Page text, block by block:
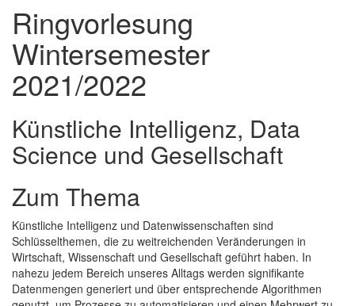
Ringvorlesung
Wintersemester
2021/2022
Künstliche Intelligenz, Data
Science und Gesellschaft
Zum Thema
Künstliche Intelligenz und Datenwissenschaften sind
Schlüsselthemen, die zu weitreichenden Veränderungen in
Wirtschaft, Wissenschaft und Gesellschaft geführt haben. In
nahezu jedem Bereich unseres Alltags werden signifikante
Datenmengen generiert und über entsprechende Algorithmen